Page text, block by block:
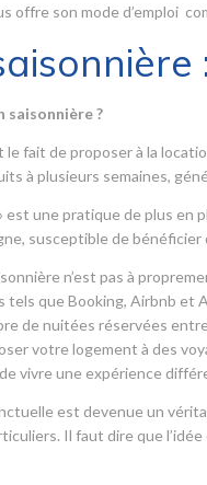
offre son mode d’emploi
saisonnière ?
le fait de proposer à la
à plusieurs semaines,
est une pratique de plus
susceptible de bénéficier
n’est pas à
tels que Booking, Airbnb et
de nuitées réservées
votre logement à des
vivre une expérience
est devenue un
Il faut dire que